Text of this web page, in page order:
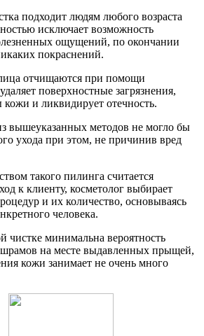
подходит людям любого возраста
исключает возможность
ощущений, по окончании
покраснений.
отчищаются при помощи
поверхностные загрязнения,
и ликвидирует отечность.
вышеуказанных методов не могло бы
ухода при этом, не причинив вред
такого пилинга считается
к клиенту, косметолог выбирает
и их количество, основываясь
человека.
чистке минимальна вероятность
на месте выдавленных прыщей,
кожи занимает не очень много